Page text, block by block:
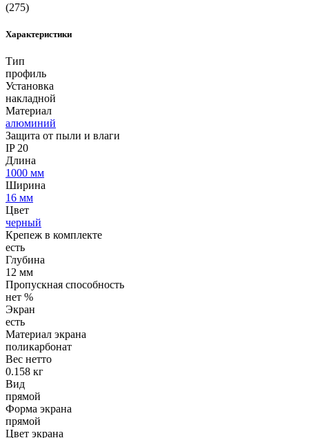
(275)
Характеристики
Тип
профиль
Установка
накладной
Материал
алюминий
Защита от пыли и влаги
IP 20
Длина
1000 мм
Ширина
16 мм
Цвет
черный
Крепеж в комплекте
есть
Глубина
12 мм
Пропускная способность
нет %
Экран
есть
Материал экрана
поликарбонат
Вес нетто
0.158 кг
Вид
прямой
Форма экрана
прямой
Цвет экрана